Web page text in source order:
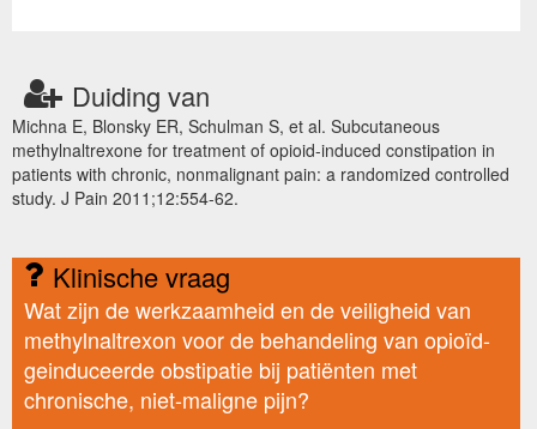
Duiding van
Michna E, Blonsky ER, Schulman S, et al. Subcutaneous
methylnaltrexone for treatment of opioid-induced constipation in
patients with chronic, nonmalignant pain: a randomized controlled
study. J Pain 2011;12:554-62.
Klinische vraag
Wat zijn de werkzaamheid en de veiligheid van
methylnaltrexon voor de behandeling van opioïd-
geinduceerde obstipatie bij patiënten met
chronische, niet-maligne pijn?